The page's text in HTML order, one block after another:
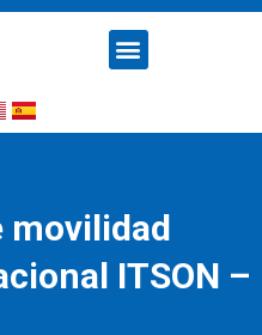
movilidad
ITSON –